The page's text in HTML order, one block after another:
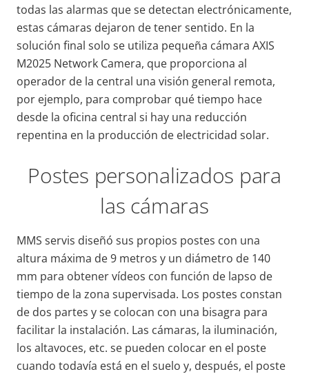
todas las alarmas que se detectan electrónicamente,
estas cámaras dejaron de tener sentido. En la
solución final solo se utiliza pequeña cámara AXIS
M2025 Network Camera, que proporciona al
operador de la central una visión general remota,
por ejemplo, para comprobar qué tiempo hace
desde la oficina central si hay una reducción
repentina en la producción de electricidad solar.
Postes personalizados para
las cámaras
MMS servis diseñó sus propios postes con una
altura máxima de 9 metros y un diámetro de 140
mm para obtener vídeos con función de lapso de
tiempo de la zona supervisada. Los postes constan
de dos partes y se colocan con una bisagra para
facilitar la instalación. Las cámaras, la iluminación,
los altavoces, etc. se pueden colocar en el poste
cuando todavía está en el suelo y, después, el poste